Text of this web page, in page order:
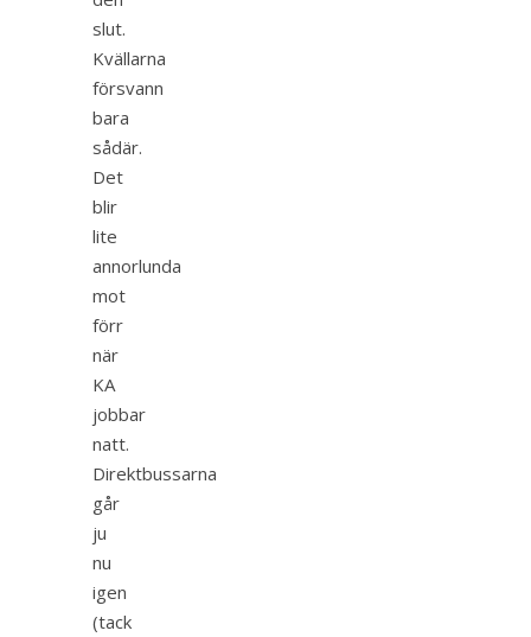
slut.
Kvällarna
försvann
bara
sådär.
Det
blir
lite
annorlunda
mot
förr
när
KA
jobbar
natt.
Direktbussarna
går
ju
nu
igen
(tack